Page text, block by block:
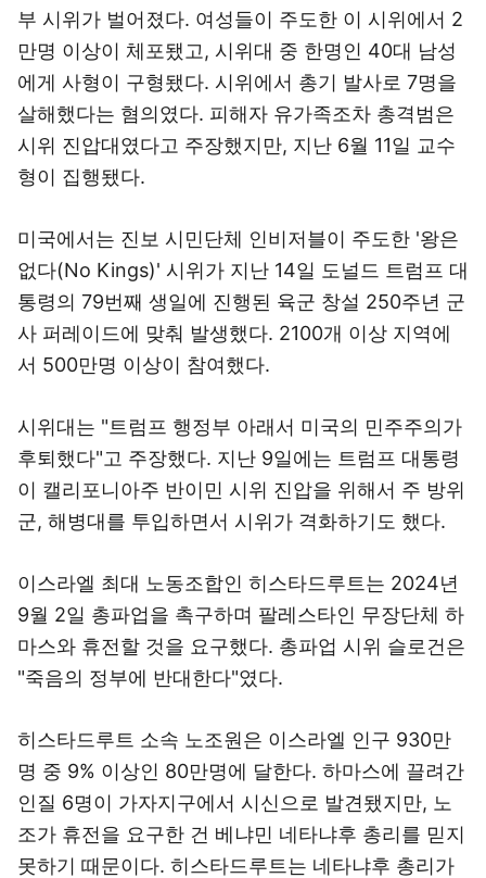
부 시위가 벌어졌다. 여성들이 주도한 이 시위에서 2
만명 이상이 체포됐고, 시위대 중 한명인 40대 남성
에게 사형이 구형됐다. 시위에서 총기 발사로 7명을
살해했다는 혐의였다. 피해자 유가족조차 총격범은
시위 진압대였다고 주장했지만, 지난 6월 11일 교수
형이 집행됐다.
미국에서는 진보 시민단체 인비저블이 주도한 '왕은
없다(No Kings)' 시위가 지난 14일 도널드 트럼프 대
통령의 79번째 생일에 진행된 육군 창설 250주년 군
사 퍼레이드에 맞춰 발생했다. 2100개 이상 지역에
서 500만명 이상이 참여했다.
시위대는 "트럼프 행정부 아래서 미국의 민주주의가
후퇴했다"고 주장했다. 지난 9일에는 트럼프 대통령
이 캘리포니아주 반이민 시위 진압을 위해서 주 방위
군, 해병대를 투입하면서 시위가 격화하기도 했다.
이스라엘 최대 노동조합인 히스타드루트는 2024년
9월 2일 총파업을 촉구하며 팔레스타인 무장단체 하
마스와 휴전할 것을 요구했다. 총파업 시위 슬로건은
"죽음의 정부에 반대한다"였다.
히스타드루트 소속 노조원은 이스라엘 인구 930만
명 중 9% 이상인 80만명에 달한다. 하마스에 끌려간
인질 6명이 가자지구에서 시신으로 발견됐지만, 노
조가 휴전을 요구한 건 베냐민 네타냐후 총리를 믿지
못하기 때문이다. 히스타드루트는 네타냐후 총리가